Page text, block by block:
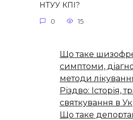
НТУУ КПІ?
0 15
Що таке
симптоми,
методи
Різдво: Історія,
святкування в
Що таке